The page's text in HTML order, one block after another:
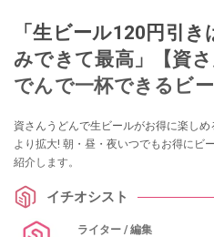
「生ビール120円引
みできて最高」【資
でんで一杯できるビ
資さんうどんで生ビールがお得に楽し
より拡大! 朝・昼・夜いつでもお得にビ
紹介します。
イチオシスト
ライター / 編集